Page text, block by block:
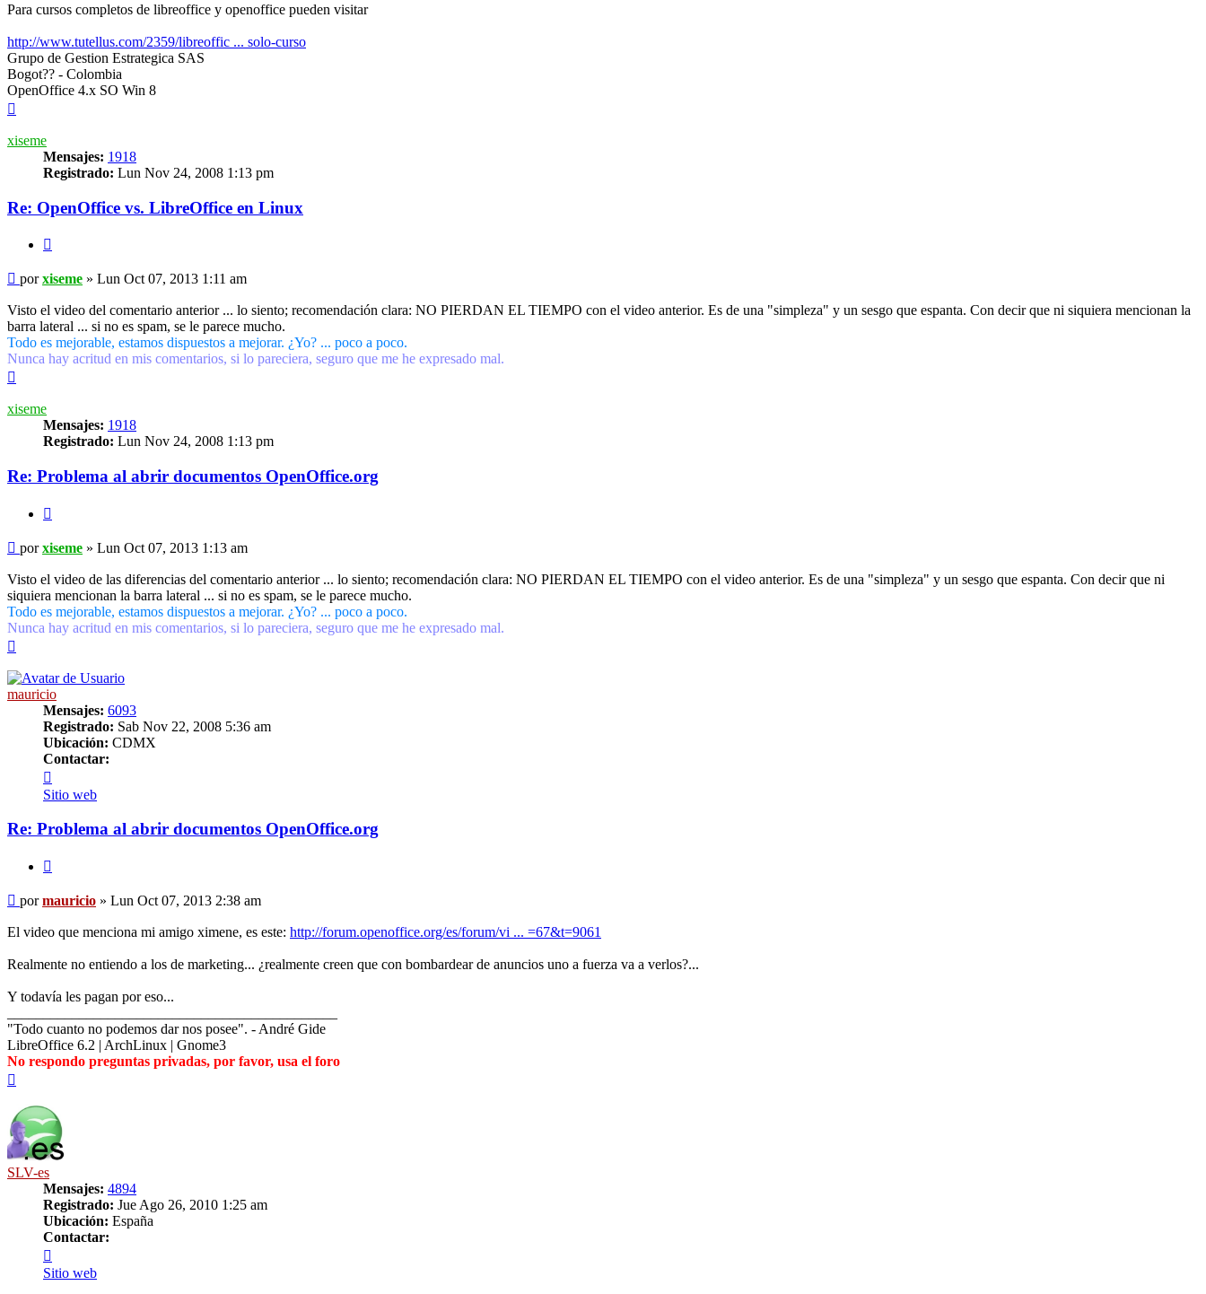
Para cursos completos de libreoffice y openoffice pueden visitar
http://www.tutellus.com/2359/libreoffic ... solo-curso
Grupo de Gestion Estrategica SAS
Bogot?? - Colombia
OpenOffice 4.x SO Win 8
xiseme
Mensajes: 1918
Registrado: Lun Nov 24, 2008 1:13 pm
Re: OpenOffice vs. LibreOffice en Linux
Mensaje
porxiseme » Lun Oct 07, 2013 1:11 am
Visto el video del comentario anterior ... lo siento; recomendación clara: NO PIERDAN EL TIEMPO con el video anterior. Es de una "simpleza" y un sesgo que espanta. Con decir que ni siquiera mencionan la
barra lateral ... si no es spam, se le parece mucho.
Todo es mejorable, estamos dispuestos a mejorar. ¿Yo? ... poco a poco.
Nunca hay acritud en mis comentarios, si lo pareciera, seguro que me he expresado mal.
xiseme
Mensajes: 1918
Registrado: Lun Nov 24, 2008 1:13 pm
Re: Problema al abrir documentos OpenOffice.org
Mensaje
porxiseme » Lun Oct 07, 2013 1:13 am
Visto el video de las diferencias del comentario anterior ... lo siento; recomendación clara: NO PIERDAN EL TIEMPO con el video anterior. Es de una "simpleza" y un sesgo que espanta. Con decir que ni
siquiera mencionan la barra lateral ... si no es spam, se le parece mucho.
Todo es mejorable, estamos dispuestos a mejorar. ¿Yo? ... poco a poco.
Nunca hay acritud en mis comentarios, si lo pareciera, seguro que me he expresado mal.
mauricio
Mensajes: 6093
Registrado: Sab Nov 22, 2008 5:36 am
Ubicación: CDMX
Contactar:
mauricio
Sitio web
Re: Problema al abrir documentos OpenOffice.org
Mensaje
pormauricio » Lun Oct 07, 2013 2:38 am
El video que menciona mi amigo ximene, es este: http://forum.openoffice.org/es/forum/vi ... =67&t=9061
Realmente no entiendo a los de marketing... ¿realmente creen que con bombardear de anuncios uno a fuerza va a verlos?...
Y todavía les pagan por eso...
"Todo cuanto no podemos dar nos posee". - André Gide
LibreOffice 6.2 | ArchLinux | Gnome3
No respondo preguntas privadas, por favor, usa el foro
SLV-es
Mensajes: 4894
Registrado: Jue Ago 26, 2010 1:25 am
Ubicación: España
Contactar:
SLV-
es
Sitio web